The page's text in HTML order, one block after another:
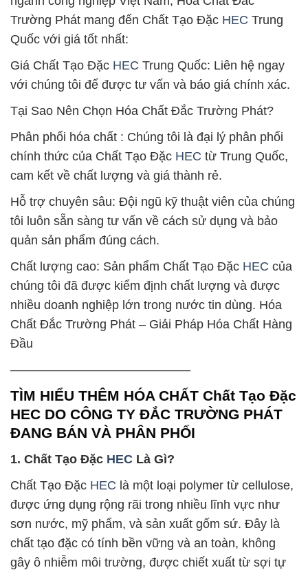
Trường Phát mang đến Chất Tạo Đặc HEC Trung
Quốc với giá tốt nhất:
Giá Chất Tạo Đặc HEC Trung Quốc: Liên hệ ngay
với chúng tôi để được tư vấn và báo giá chính xác.
Tại Sao Nên Chọn Hóa Chất Đắc Trường Phát?
Phân phối hóa chất : Chúng tôi là đại lý phân phối
chính thức của Chất Tạo Đặc HEC từ Trung Quốc,
cam kết về chất lượng và giá thành rẻ.
Hỗ trợ chuyên sâu: Đội ngũ kỹ thuật viên của chúng
tôi luôn sẵn sàng tư vấn về cách sử dụng và bảo
quản sản phẩm đúng cách.
Chất lượng cao: Sản phẩm Chất Tạo Đặc HEC của
chúng tôi đã được kiểm định chất lượng và được
nhiều doanh nghiệp lớn trong nước tin dùng. Hóa
Chất Đắc Trường Phát – Giải Pháp Hóa Chất Hàng
Đầu
——————————————–
TÌM HIỂU THÊM HÓA CHẤT Chất Tạo Đặc
HEC DO CÔNG TY ĐẮC TRƯỜNG PHÁT
ĐANG BÁN VÀ PHÂN PHỐI
1. Chất Tạo Đặc HEC Là Gì?
Chất Tạo Đặc HEC là một loại polymer từ cellulose,
được ứng dụng rộng rãi trong nhiều lĩnh vực như
sơn nước, mỹ phẩm, và sản xuất gốm sứ. Đây là
chất tạo đặc có tính bền vững và an toàn, không
gây ô nhiễm môi trường, được chiết xuất từ sợi tự